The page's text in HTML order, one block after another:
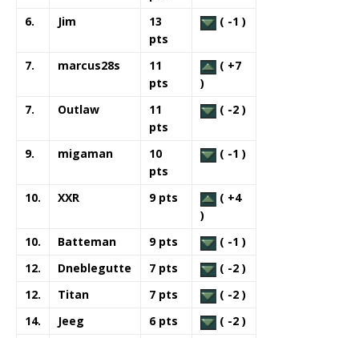
6. Jim
13
pts
( -1 )
7. marcus28s
11
pts
( +7
)
7.
Outlaw
11
pts
( -2 )
9. migaman
10
pts
( -1 )
10. XXR 9 pts
( +4
)
10.
Batteman 9 pts
( -1 )
12.
Dneblegutte 7 pts
( -2 )
12.
Titan 7 pts
( -2 )
14.
Jeeg 6 pts
( -2 )